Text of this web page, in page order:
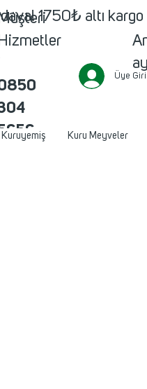
1750₺ altı
Üye
Kuruyemiş Kuru Meyveler